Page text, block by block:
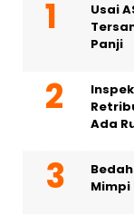
Usai
Panji
Ada
Mimpi